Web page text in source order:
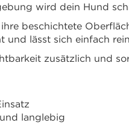
wird dein Hund
beschichtete
und lässt sich einfach
zusätzlich und
langlebig